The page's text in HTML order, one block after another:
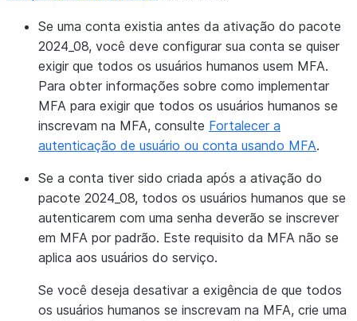
Se uma conta existia antes da ativação do pacote
2024_08, você deve configurar sua conta se quiser
exigir que todos os usuários humanos usem MFA.
Para obter informações sobre como implementar
MFA para exigir que todos os usuários humanos se
inscrevam na MFA, consulte Fortalecer a
autenticação de usuário ou conta usando MFA.
Se a conta tiver sido criada após a ativação do
pacote 2024_08, todos os usuários humanos que se
autenticarem com uma senha deverão se inscrever
em MFA por padrão. Este requisito da MFA não se
aplica aos usuários do serviço.
Se você deseja desativar a exigência de que todos
os usuários humanos se inscrevam na MFA, crie uma